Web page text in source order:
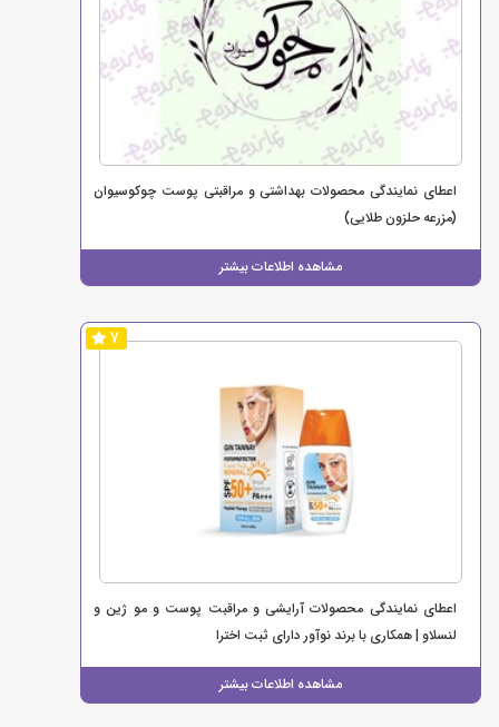
اعطای نمایندگی محصولات بهداشتی و مراقبتی پوست چوکوسیوان
(مزرعه حلزون طلایی)
مشاهده اطلاعات بیشتر
7
اعطای نمایندگی محصولات آرایشی و مراقبت پوست و مو ژین و
لنسلاو | همکاری با برند نوآور دارای ثبت اخترا
مشاهده اطلاعات بیشتر